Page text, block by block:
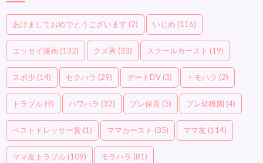
あけましておめでとうございます (2) いじめ (116)
エッセイ漫画 (132) クズ男 (33) スクールカースト (19)
スポ少 (14) セクハラ (29) デートDV (3) トモハラ (2)
トラブル (9) パワハラ (32) プレ保育 (3) プレ幼稚園 (4)
ベストドレッサー賞 (1) ママカースト (35) ママ友 (114)
ママ友トラブル (109) モラハラ (81)